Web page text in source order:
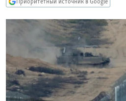
Вернутся
КАВКАЗ.РЕАЛИИ
СЕВЕР.РЕАЛИИ
СИБИРЬ.РЕАЛИИ
РАСПИСАНИЕ ВЕЩАНИЯ
ПОДПИШИТЕСЬ НА РАССЫЛКУ
Приоритетный источник в Google